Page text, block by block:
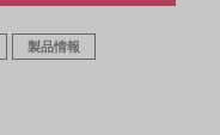
製品情報